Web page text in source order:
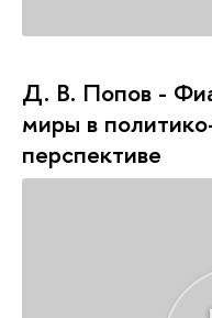
Д. В. Попов -
миры в
перспективе